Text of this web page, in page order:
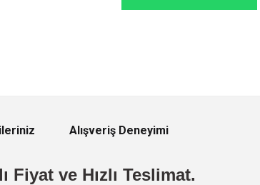
Alışveriş Deneyimi
ve Hızlı Teslimat.